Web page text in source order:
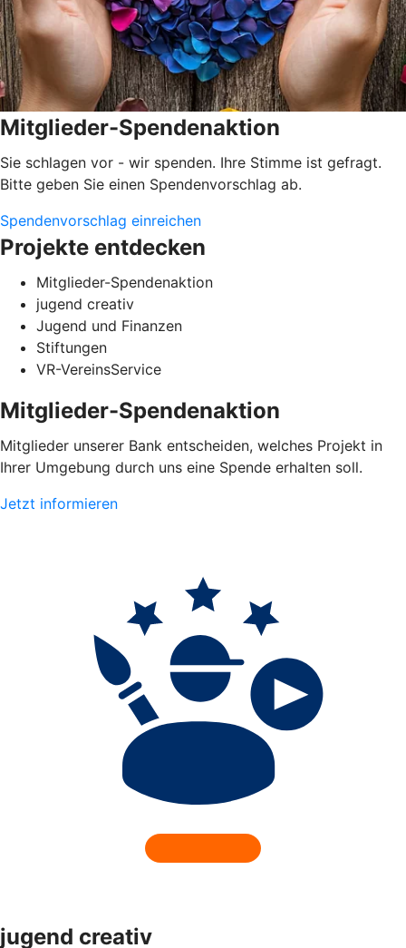
Mitglieder-Spendenaktion
Sie schlagen vor - wir spenden. Ihre Stimme ist gefragt.
Bitte geben Sie einen Spendenvorschlag ab.
Spendenvorschlag einreichen
Projekte entdecken
Mitglieder-Spendenaktion
jugend creativ
Jugend und Finanzen
Stiftungen
VR-VereinsService
Mitglieder-Spendenaktion
Mitglieder unserer Bank entscheiden, welches Projekt in
Ihrer Umgebung durch uns eine Spende erhalten soll.
Jetzt informieren
jugend creativ